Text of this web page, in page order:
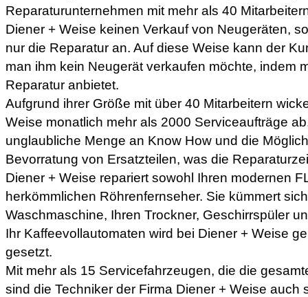
Reparaturunternehmen mit mehr als 40
Diener + Weise keinen Verkauf von Neugeräten,
nur die Reparatur an. Auf diese Weise kann der
man ihm kein Neugerät verkaufen möchte, indem
Reparatur anbietet.
Aufgrund ihrer Größe mit über 40 Mitarbeitern
Weise monatlich mehr als 2000 Serviceaufträge
unglaubliche Menge an Know How und die
Bevorratung von Ersatzteilen, was die
Diener + Weise repariert sowohl Ihren modernen
herkömmlichen Röhrenfernseher. Sie kümmert
Waschmaschine, Ihren Trockner, Geschirrspüler
Ihr Kaffeevollautomaten wird bei Diener + Weise
gesetzt.
Mit mehr als 15 Servicefahrzeugen, die die
sind die Techniker der Firma Diener + Weise auch